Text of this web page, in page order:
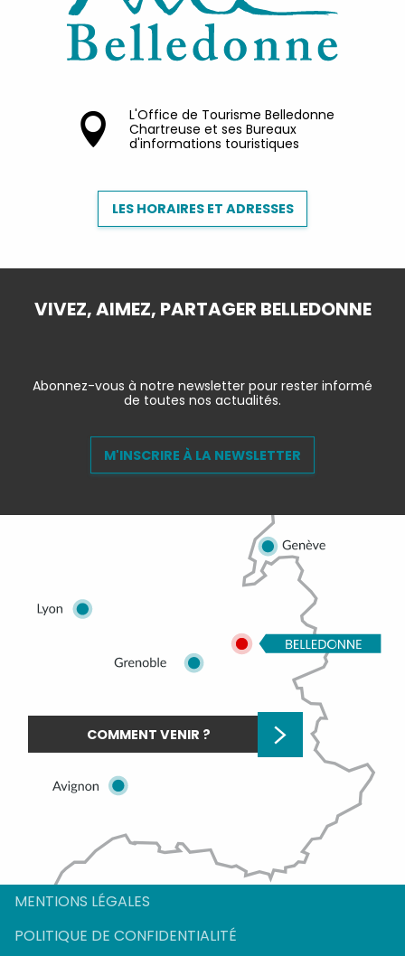
Description
Prestations
Tarifs
L'Office de Tourisme Belledonne
Chartreuse et ses Bureaux
d'informations touristiques
LES HORAIRES ET ADRESSES
VIVEZ, AIMEZ, PARTAGER BELLEDONNE
Abonnez-vous à notre newsletter pour rester informé
de toutes nos actualités.
M'INSCRIRE À LA NEWSLETTER
COMMENT VENIR ?
MENTIONS LÉGALES
POLITIQUE DE CONFIDENTIALITÉ